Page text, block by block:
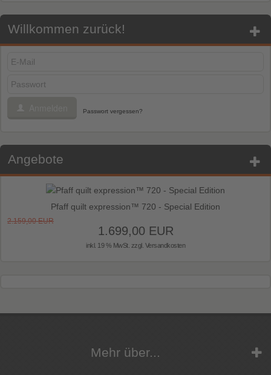
Willkommen zurück!
Passwort vergessen?
Angebote
Pfaff quilt expression™ 720 - Special Edition
2.159,00 EUR
1.699,00 EUR
inkl. 19 % MwSt. zzgl. Versandkosten
Mehr über...